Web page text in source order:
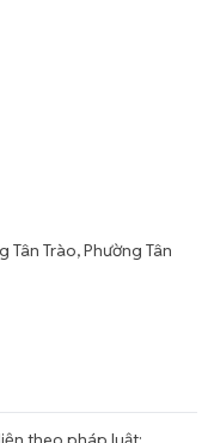
Tân Trào, Phường Tân